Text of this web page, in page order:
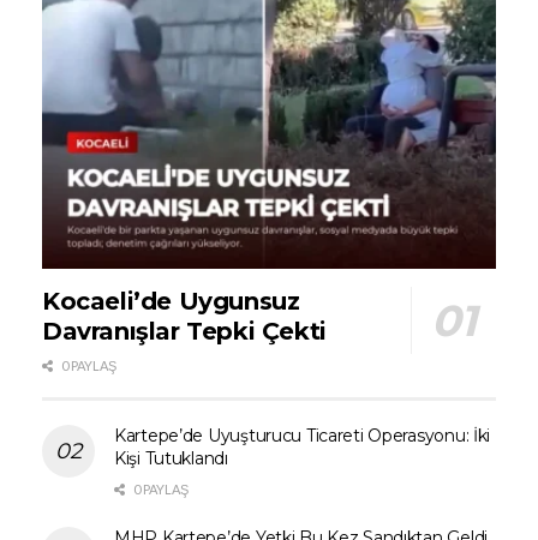
Kocaeli’de Uygunsuz
Davranışlar Tepki Çekti
0 PAYLAŞ
Kartepe’de Uyuşturucu Ticareti Operasyonu: İki
Kişi Tutuklandı
0 PAYLAŞ